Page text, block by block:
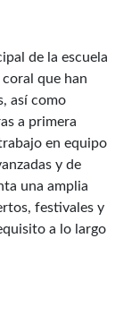
de la escuela
que han
así como
a primera
en equipo
y de
una amplia
festivales y
a lo largo